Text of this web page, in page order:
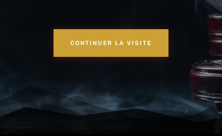
CONTINUER LA VISITE